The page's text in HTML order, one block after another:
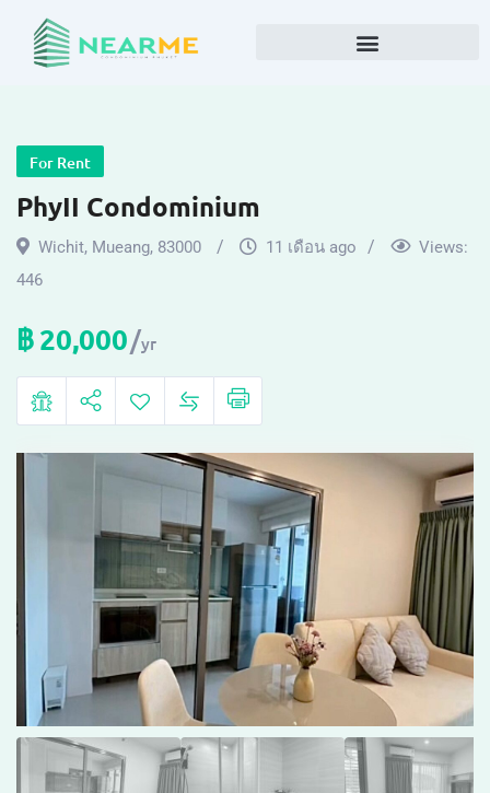
For Rent
PhyII Condominium
Wichit, Mueang, 83000 11 เดือน ago
Views:
446
฿20,000 yr